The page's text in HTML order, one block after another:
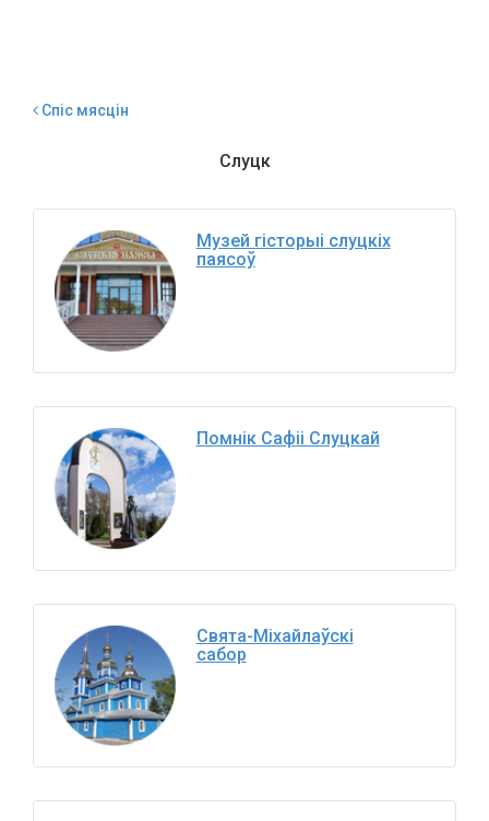
Спіс мясцін
Слуцк
Музей гісторыі слуцкіх
паясоў
Помнік Сафіі Слуцкай
Свята-Міхайлаўскі
сабор